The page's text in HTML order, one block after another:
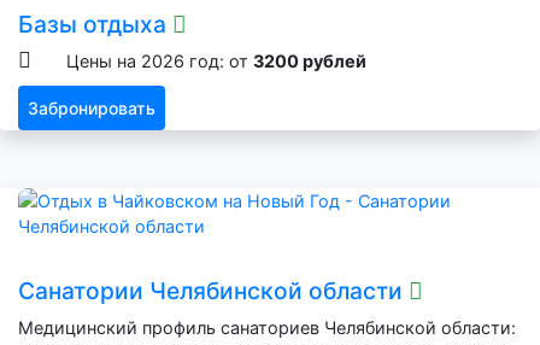
Базы отдыха
Цены на 2026 год: от 3200 рублей
Забронировать
Санатории Челябинской области
Медицинский профиль санаториев Челябинской области: